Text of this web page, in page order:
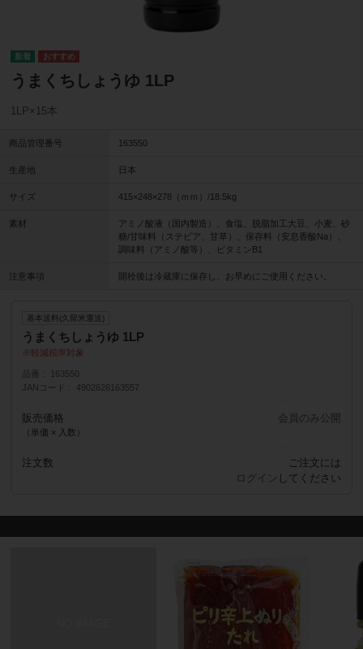
うまくちしょうゆ 1LP
1LP×15本
商品管理番号 163550
生産地 日本
サイズ 415×248×278（ｍｍ）/18.5kg
素材
アミノ酸液（国内製造）、食塩、脱脂加工大豆、小麦、砂
糖/甘味料（ステビア、甘草）、保存料（安息香酸Na）、
調味料（アミノ酸等）、ビタミンB1
注意事項 開栓後は冷蔵庫に保存し、お早めにご使用ください。
基本送料(久留米運送)
うまくちしょうゆ 1LP
軽減税率対象
品番
163550
JANコード
4902626163557
販売価格
（単価 × 入数）
会員のみ公開
注文数
ご注文には
ログイン してください